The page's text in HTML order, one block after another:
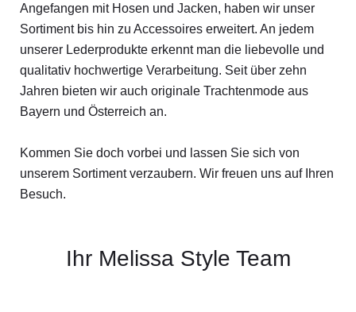
Angefangen mit Hosen und Jacken, haben wir unser
Sortiment bis hin zu Accessoires erweitert. An jedem
unserer Lederprodukte erkennt man die liebevolle und
qualitativ hochwertige Verarbeitung. Seit über zehn
Jahren bieten wir auch originale Trachtenmode aus
Bayern und Österreich an.
Kommen Sie doch vorbei und lassen Sie sich von
unserem Sortiment verzaubern. Wir freuen uns auf Ihren
Besuch.
Ihr Melissa Style Team